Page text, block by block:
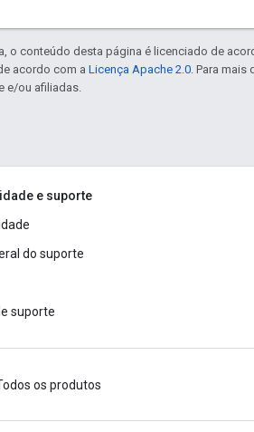
o conteúdo desta página é licenciado de
acordo com a Licença Apache 2.0. Para mais
e/ou afiliadas.
e suporte
do suporte
suporte
os produtos